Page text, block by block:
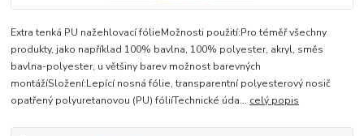
Extra tenká PU nažehlovací fólieMožnosti použití:Pro téměř všechny
produkty, jako například 100% bavlna, 100% polyester, akryl, směs
bavlna-polyester, u většiny barev možnost barevných
montážíSložení:Lepící nosná fólie, transparentní polyesterový nosič
opatřený polyuretanovou (PU) fóliíTechnické úda... celý popis